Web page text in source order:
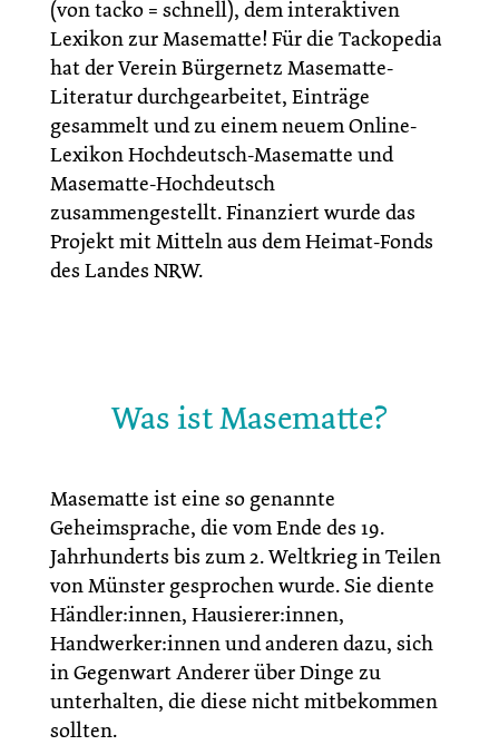
(von tacko = schnell), dem interaktiven
Lexikon zur Masematte! Für die Tackopedia
hat der Verein Bürgernetz Masematte-
Literatur durchgearbeitet, Einträge
gesammelt und zu einem neuem Online-
Lexikon Hochdeutsch-Masematte und
Masematte-Hochdeutsch
zusammengestellt. Finanziert wurde das
Projekt mit Mitteln aus dem Heimat-Fonds
des Landes NRW.
Was ist Masematte?
Masematte ist eine so genannte
Geheimsprache, die vom Ende des 19.
Jahrhunderts bis zum 2. Weltkrieg in Teilen
von Münster gesprochen wurde. Sie diente
Händler:innen, Hausierer:innen,
Handwerker:innen und anderen dazu, sich
in Gegenwart Anderer über Dinge zu
unterhalten, die diese nicht mitbekommen
sollten.